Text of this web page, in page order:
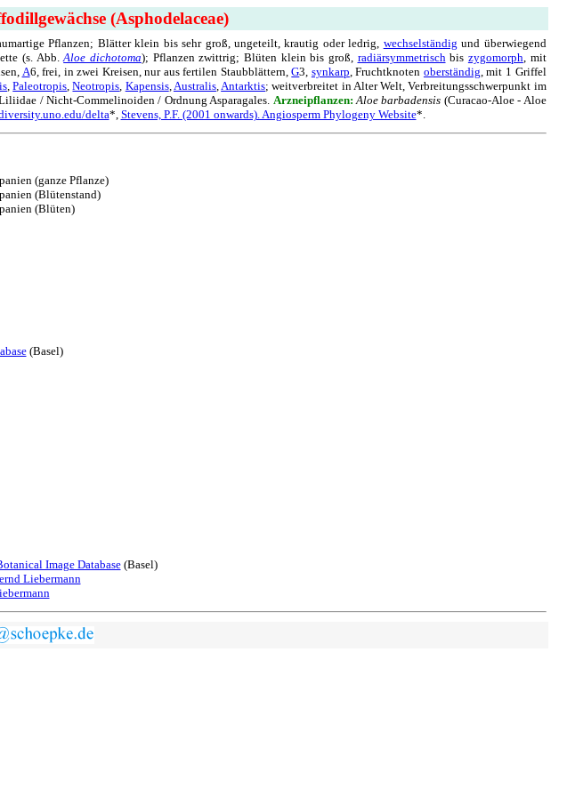
(Asphodelaceae)
Pflanzen; Blätter klein bis sehr groß, ungeteilt, krautig oder ledrig, wechselständig und überwiegend
(s. Abb.Aloe dichotoma); Pflanzen zwittrig; Blüten klein bis groß, radiärsymmetrischbis zygomorph, mit
A6, frei, in zwei Kreisen, nur aus fertilen Staubblättern,G3, synkarp, Fruchtknoten oberständig, mit 1 Griffel
,Paleotropis,Neotropis, Kapensis,Australis,Antarktis; weitverbreitet in Alter Welt, Verbreitungsschwerpunkt im
/ Nicht-Commelinoiden / Ordnung Asparagales. Arzneipflanzen:Aloe barbadensis (Curacao-Aloe - Aloe
delta*, Stevens, P.F. (2001 onwards). Angiosperm Phylogeny Website*.
(ganze Pflanze)
(Blütenstand)
(Blüten)
(Basel)
Image Database(Basel)
Liebermann